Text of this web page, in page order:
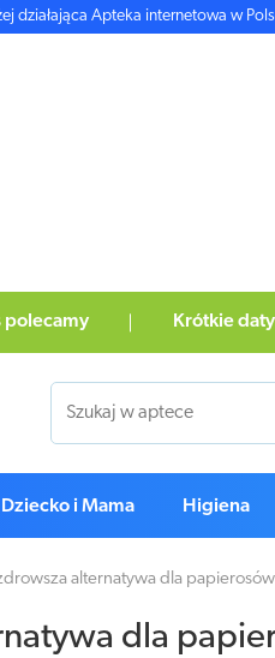
działająca Apteka internetowa w
polecamy Krótkie daty
Dziecko i Mama Higiena
alternatywa dla
dla